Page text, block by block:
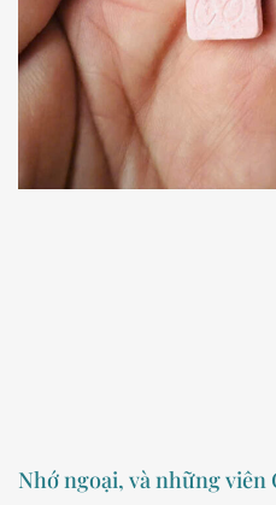
Nhớ ngoại, và những viên